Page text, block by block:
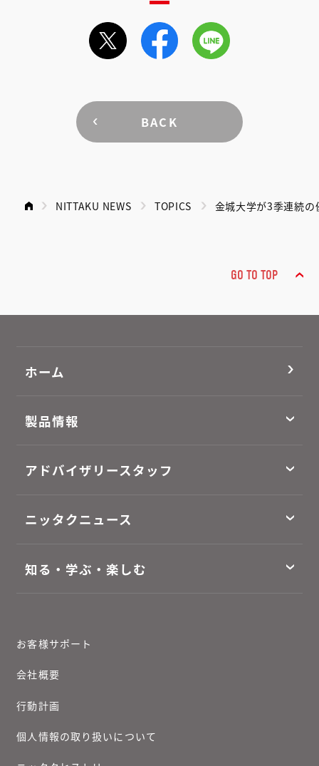
BACK
NITTAKU NEWS TOPICS 金城大学が3季連続
GO TO TOP
ホーム
製品情報
アドバイザリースタッフ
ニッタクニュース
知る・学ぶ・楽しむ
お客様サポート
会社概要
行動計画
個人情報の取り扱いについて